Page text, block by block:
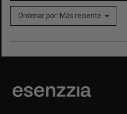
Ordenar por: Más reciente